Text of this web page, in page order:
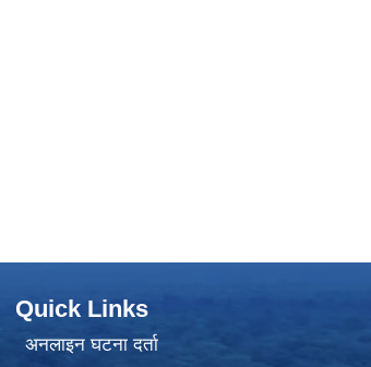
Quick Links
अनलाइन घटना दर्ता